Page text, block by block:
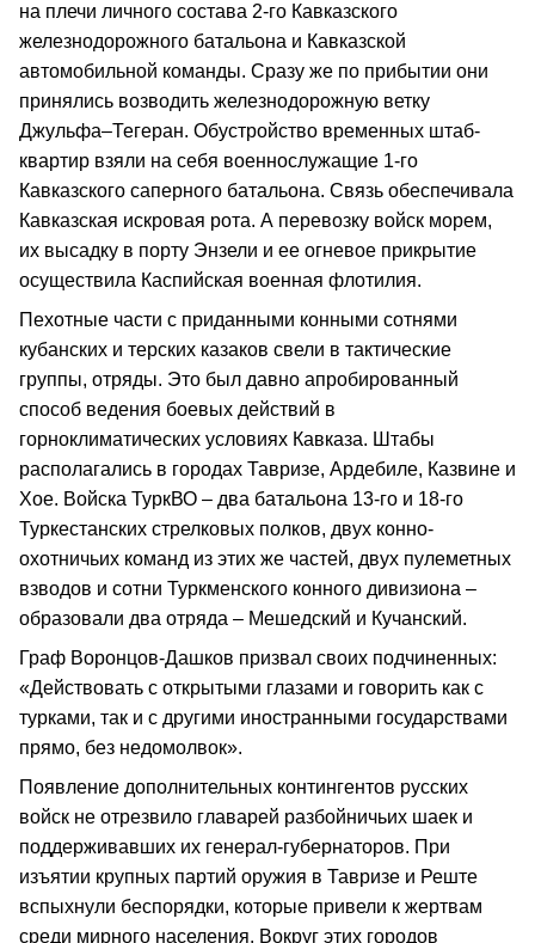
на плечи личного состава 2-го Кавказского
железнодорожного батальона и Кавказской
автомобильной команды. Сразу же по прибытии они
принялись возводить железнодорожную ветку
Джульфа–Тегеран. Обустройство временных штаб-
квартир взяли на себя военнослужащие 1-го
Кавказского саперного батальона. Связь обеспечивала
Кавказская искровая рота. А перевозку войск морем,
их высадку в порту Энзели и ее огневое прикрытие
осуществила Каспийская военная флотилия.
Пехотные части с приданными конными сотнями
кубанских и терских казаков свели в тактические
группы, отряды. Это был давно апробированный
способ ведения боевых действий в
горноклиматических условиях Кавказа. Штабы
располагались в городах Тавризе, Ардебиле, Казвине и
Хое. Войска ТуркВО – два батальона 13-го и 18-го
Туркестанских стрелковых полков, двух конно-
охотничьих команд из этих же частей, двух пулеметных
взводов и сотни Туркменского конного дивизиона –
образовали два отряда – Мешедский и Кучанский.
Граф Воронцов-Дашков призвал своих подчиненных:
«Действовать с открытыми глазами и говорить как с
турками, так и с другими иностранными государствами
прямо, без недомолвок».
Появление дополнительных контингентов русских
войск не отрезвило главарей разбойничьих шаек и
поддерживавших их генерал-губернаторов. При
изъятии крупных партий оружия в Тавризе и Реште
вспыхнули беспорядки, которые привели к жертвам
среди мирного населения. Вокруг этих городов